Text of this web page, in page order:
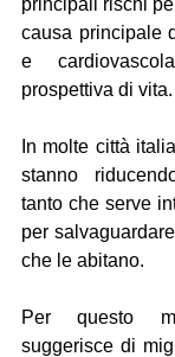
causa principale
e
prospettiva di vita.
In molte città
stanno
tanto che serve
per
che le abitano.
Per questo
suggerisce di